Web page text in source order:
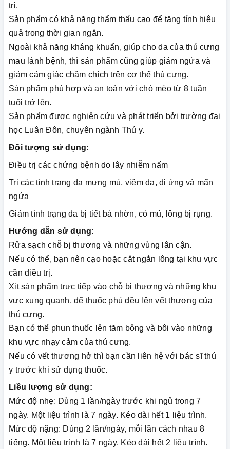
trị.
Sản phẩm có khả năng thẩm thấu cao để tăng tính hiệu
quả trong thời gian ngắn.
Ngoài khả năng kháng khuẩn, giúp cho da của thú cưng
mau lành bệnh, thì sản phẩm cũng giúp giảm ngứa và
giảm cảm giác châm chích trên cơ thể thú cưng.
Sản phẩm phù hợp và an toàn với chó mèo từ 8 tuần
tuổi trở lên.
Sản phẩm được nghiên cứu và phát triển bởi trường đại
học Luân Đôn, chuyên ngành Thú y.
Đối tượng sử dụng:
Điều trị các chứng bệnh do lây nhiễm nấm
Trị các tình trạng da mưng mủ, viêm da, dị ứng và mẩn
ngứa
Giảm tình trạng da bị tiết bả nhờn, có mủ, lông bị rụng.
Hướng dẫn sử dụng:
Rửa sạch chỗ bị thương và những vùng lân cận.
Nếu có thể, bạn nên cạo hoặc cắt ngắn lông tại khu vực
cần điều trị.
Xịt sản phẩm trực tiếp vào chỗ bị thương và những khu
vực xung quanh, để thuốc phủ đều lên vết thương của
thú cưng.
Bạn có thể phun thuốc lên tăm bông và bôi vào những
khu vực nhạy cảm của thú cưng.
Nếu có vết thương hở thì bạn cần liên hệ với bác sĩ thú
y trước khi sử dụng thuốc.
Liều lượng sử dụng:
Mức độ nhẹ: Dùng 1 lần/ngày trước khi ngủ trong 7
ngày. Một liệu trình là 7 ngày. Kéo dài hết 1 liệu trình.
Mức độ nặng: Dùng 2 lần/ngày, mỗi lần cách nhau 8
tiếng. Một liệu trình là 7 ngày. Kéo dài hết 2 liệu trình.